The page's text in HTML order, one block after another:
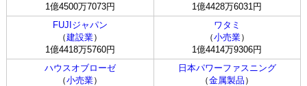
1億4500万7073円
1億4428万6031円
FUJIジャパン
（建設業）
1億4418万5760円
ワタミ
（小売業）
1億4414万9306円
ハウスオブローゼ
（小売業）
日本パワーファスニング
（金属製品 ）